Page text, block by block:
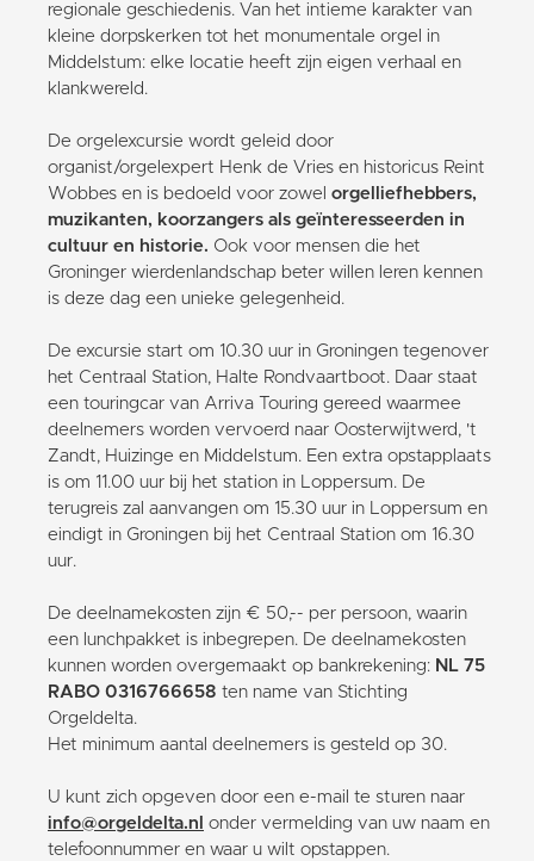
regionale geschiedenis. Van het intieme karakter van
kleine dorpskerken tot het monumentale orgel in
Middelstum: elke locatie heeft zijn eigen verhaal en
klankwereld.
De orgelexcursie wordt geleid door
organist/orgelexpert Henk de Vries en historicus Reint
Wobbes en is bedoeld voor zowel orgelliefhebbers,
muzikanten, koorzangers als geïnteresseerden in
cultuur en historie. Ook voor mensen die het
Groninger wierdenlandschap beter willen leren kennen
is deze dag een unieke gelegenheid.
De excursie start om 10.30 uur in Groningen tegenover
het Centraal Station, Halte Rondvaartboot. Daar staat
een touringcar van Arriva Touring gereed waarmee
deelnemers worden vervoerd naar Oosterwijtwerd, 't
Zandt, Huizinge en Middelstum. Een extra opstapplaats
is om 11.00 uur bij het station in Loppersum. De
terugreis zal aanvangen om 15.30 uur in Loppersum en
eindigt in Groningen bij het Centraal Station om 16.30
uur.
De deelnamekosten zijn € 50,-- per persoon, waarin
een lunchpakket is inbegrepen. De deelnamekosten
kunnen worden overgemaakt op bankrekening: NL 75
RABO 0316766658 ten name van Stichting
Orgeldelta.
Het minimum aantal deelnemers is gesteld op 30.
U kunt zich opgeven door een e-mail te sturen naar
info@orgeldelta.nl onder vermelding van uw naam en
telefoonnummer en waar u wilt opstappen.